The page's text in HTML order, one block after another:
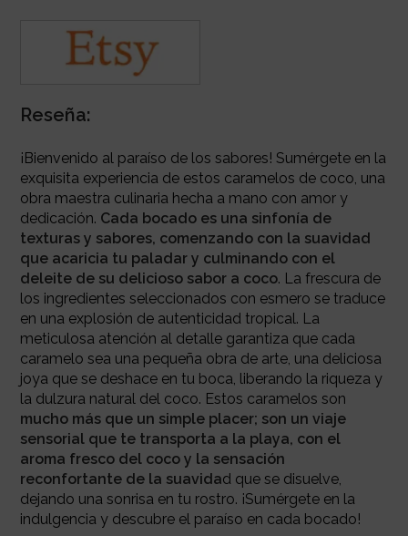
Reseña:
¡Bienvenido al paraíso de los sabores! Sumérgete en la
exquisita experiencia de estos caramelos de coco, una
obra maestra culinaria hecha a mano con amor y
dedicación. Cada bocado es una sinfonía de
texturas y sabores, comenzando con la suavidad
que acaricia tu paladar y culminando con el
deleite de su delicioso sabor a coco. La frescura de
los ingredientes seleccionados con esmero se traduce
en una explosión de autenticidad tropical. La
meticulosa atención al detalle garantiza que cada
caramelo sea una pequeña obra de arte, una deliciosa
joya que se deshace en tu boca, liberando la riqueza y
la dulzura natural del coco. Estos caramelos son
mucho más que un simple placer; son un viaje
sensorial que te transporta a la playa, con el
aroma fresco del coco y la sensación
reconfortante de la suavidad que se disuelve,
dejando una sonrisa en tu rostro. ¡Sumérgete en la
indulgencia y descubre el paraíso en cada bocado!